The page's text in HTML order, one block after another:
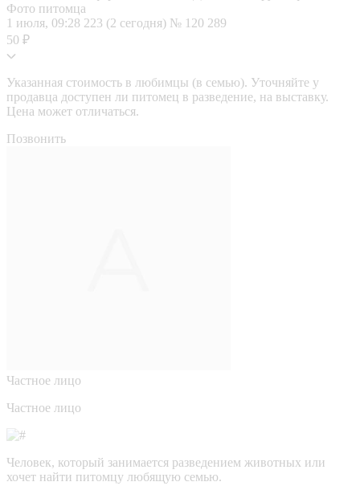
Фото питомца
1 июля, 09:28 223 (2 сегодня) № 120 289
50 ₽
Указанная стоимость в любимцы (в семью). Уточняйте у
продавца доступен ли питомец в разведение, на выставку.
Цена может отличаться.
Позвонить
Частное лицо
Частное лицо
Человек, который занимается разведением животных или
хочет найти питомцу любящую семью.